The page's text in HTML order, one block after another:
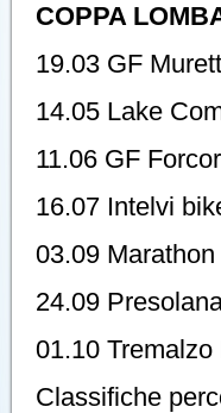
COPPA
19.03 GF
14.05 Lake
11.06 GF
16.07 Intelvi
03.09
24.09
01.10 Tremalzo
Classifiche